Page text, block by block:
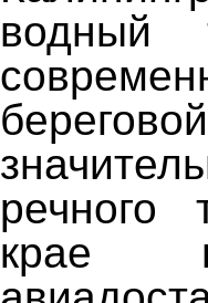
водный
речного
крае